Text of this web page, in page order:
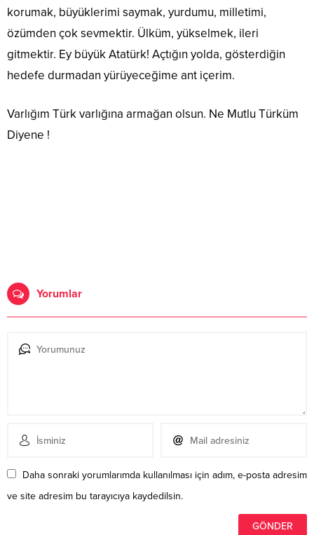
korumak, büyüklerimi saymak, yurdumu, milletimi,
özümden çok sevmektir. Ülküm, yükselmek, ileri
gitmektir. Ey büyük Atatürk! Açtığın yolda, gösterdiğin
hedefe durmadan yürüyeceğime ant içerim.
Varlığım Türk varlığına armağan olsun. Ne Mutlu Türküm
Diyene !
Yorumlar
Daha sonraki yorumlarımda kullanılması için adım, e-posta adresim
ve site adresim bu tarayıcıya kaydedilsin.